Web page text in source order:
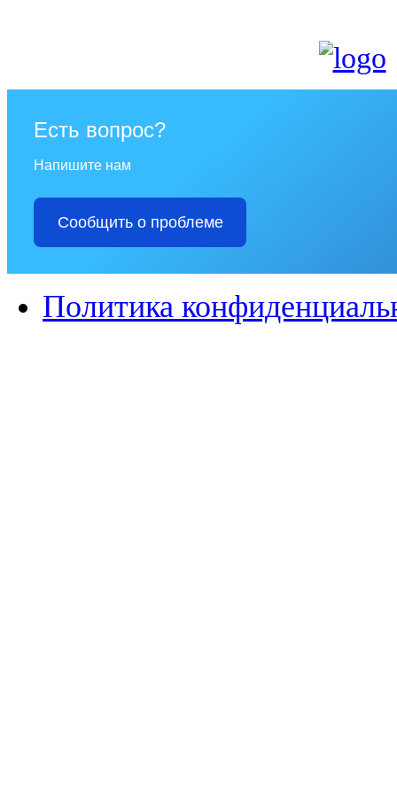
Есть вопрос?
Напишите нам
Сообщить о проблеме
Политика